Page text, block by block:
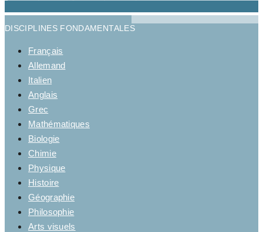
DISCIPLINES FONDAMENTALES
Français
Allemand
Italien
Anglais
Grec
Mathématiques
Biologie
Chimie
Physique
Histoire
Géographie
Philosophie
Arts visuels